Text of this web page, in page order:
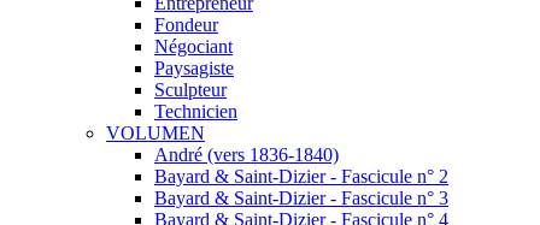
Fondeur
Négociant
Paysagiste
Sculpteur
Technicien
VOLUMEN
André (vers 1836-1840)
Bayard & Saint-Dizier - Fascicule n° 2
Bayard & Saint-Dizier - Fascicule n° 3
Bayard & Saint-Dizier - Fascicule n° 4